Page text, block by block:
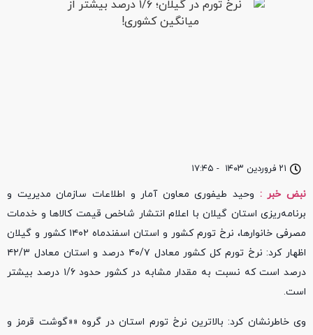
۲۱ فروردین ۱۴۰۳ - ۱۷:۴۵
نبض خبر : وحید طیفوری معاون آمار و اطلاعات سازمان مدیریت و
برنامه‌ریزی استان گیلان با اعلام انتشار شاخص قیمت کالاها و خدمات
مصرفی خانوارها، نرخ تورم کشور و استان اسفند‎ماه ۱۴۰۲ کشور و گیلان
اظهار کرد: نرخ تورم کل کشور معادل ۴۰/۷ درصد و استان معادل ۴۲/۳
درصد است که نسبت به مقدار مشابه در کشور حدود ۱/۶ درصد بیشتر
است.
وی خاطرنشان کرد: بالاترین نرخ تورم استان در گروه ««گوشت قرمز و